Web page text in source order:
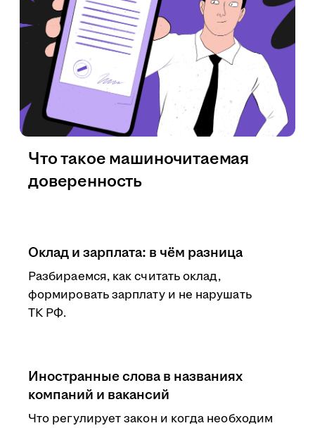
Оклад и зарплата: в чём разница
Разбираемся, как считать оклад,
формировать зарплату и не нарушать
ТК РФ.
Иностранные слова в названиях
компаний и вакансий
Что регулирует закон и когда необходим
Что такое машиночитаемая
доверенность